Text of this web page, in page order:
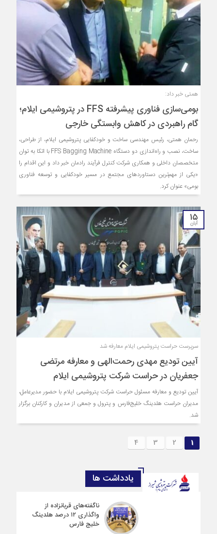
همتی خبر داد:
بومی‌سازی فناوری پیشرفته FFS در پتروشیمی ایلام؛
گام راهبردی در کاهش وابستگی خارجی
رحمان همتی، رئیس مهندسی ساخت و خودکفایی پتروشیمی ایلام، از طراحی،
ساخت، نصب و راه‌اندازی دو دستگاه FFS Bagging Machine با اتکا به توان
متخصصان داخلی و همکاری شرکت کنترل فرآیند رادمان خبر داد و این اقدام را
«یکی از مهم‌ترین دستاوردهای مجتمع در مسیر خودکفایی و توسعه فناوری
بومی» عنوان کرد.
۱۵
آبان
سرپرست حراست پتروشیمی ایلام معارفه شد
آیین تودیع مهدی رحمت‌الهی و معارفه مرتضی
جعفریان در حراست شرکت پتروشیمی ایلام
آیین تودیع و معارفه مسئول حراست شرکت پتروشیمی ایلام با حضور مدیرعامل،
مدیران حراست هلدینگ خلیج‌فارس و پترول و جمعی از مدیران و کارکنان برگزار
شد.
1
2
3
4
یادداشت ها
ناگفته‌های قربانزاده از
واگذاری ۱۲ درصد هلدینگ
خلیج فارس